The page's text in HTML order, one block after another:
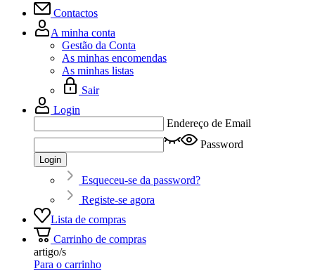
Contactos
A minha conta
Gestão da Conta
As minhas encomendas
As minhas listas
Sair
Login
Endereço de Email
Password
Login
Esqueceu-se da password?
Registe-se agora
Lista de compras
Carrinho de compras
artigo/s
Para o carrinho